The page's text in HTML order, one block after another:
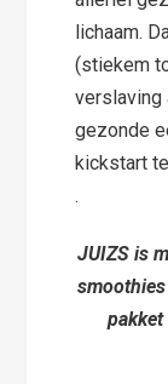
lichaam.
(stiekem
verslaving
gezonde
kickstart
.
JUIZS is